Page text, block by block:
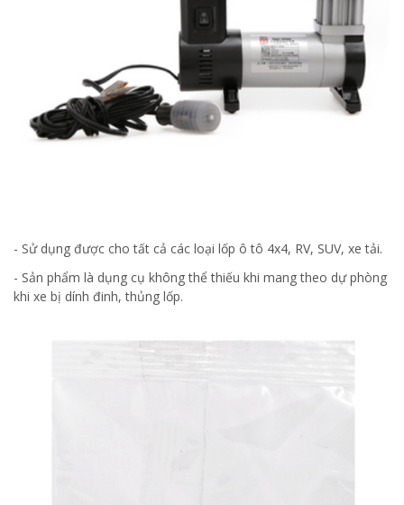
- Sử dụng được cho tất cả các loại lốp ô tô 4x4, RV, SUV, xe tải.
- Sản phẩm là dụng cụ không thể thiếu khi mang theo dự phòng
khi xe bị dính đinh, thủng lốp.